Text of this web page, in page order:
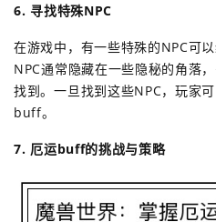
6. 寻找特殊NPC
在游戏中，有一些特殊的NPC可
NPC通常隐藏在一些隐秘的角落
找到。一旦找到这些NPC，玩家
buff。
7. 厄运buff的挑战与策略